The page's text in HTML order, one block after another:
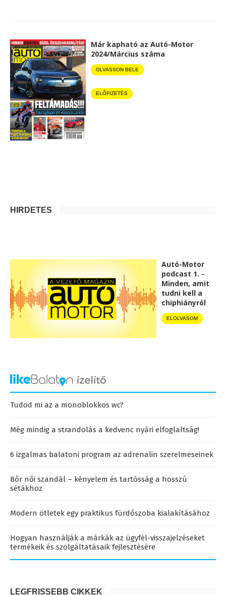
Már kapható az Autó-Motor
2024/Március száma
OLVASSON BELE
ELŐFIZETÉS
HIRDETÉS
Autó-Motor
podcast 1. -
Minden, amit
tudni kell a
chiphiányról
ELOLVASOM
Tudod mi az a monoblokkos wc?
Még mindig a strandolás a kedvenc nyári elfoglaltság!
6 izgalmas balatoni program az adrenalin szerelmeseinek
Bőr női szandál – kényelem és tartósság a hosszú
sétákhoz
Modern ötletek egy praktikus fürdőszoba kialakításához
Hogyan használják a márkák az ügyfél-visszajelzéseket
termékeik és szolgáltatásaik fejlesztésére
LEGFRISSEBB CIKKEK